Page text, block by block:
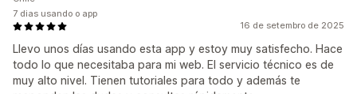
16 de setembro de 2025
Llevo unos días usando esta app y estoy muy satisfecho. Hace
todo lo que necesitaba para mi web. El servicio técnico es de
muy alto nivel. Tienen tutoriales para todo y además te
7 dias usando o app